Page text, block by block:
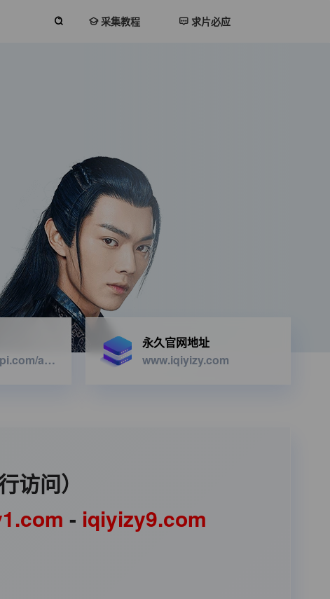
采集教程 求片必应
https://iqiyizyapi.com/api.php/provide/vod/from/snm3u8/at/xml
永久官网地址
www.iqiyizy.com
访问）
- iqiyizy9.com